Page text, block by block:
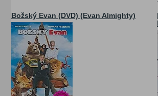
Božský Evan (DVD) (Evan Almighty)